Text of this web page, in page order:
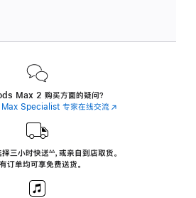
Max 2 购买方面的疑问？
Specialist 专家在线交流(在
中
择三小时快送∆∆， 或亲自到店取货。
订单均可享免费送货。